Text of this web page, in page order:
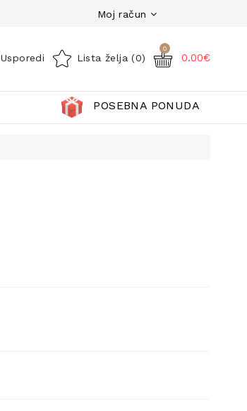
Moj račun
Usporedi Lista želja (0)
0
0.00€
POSEBNA PONUDA